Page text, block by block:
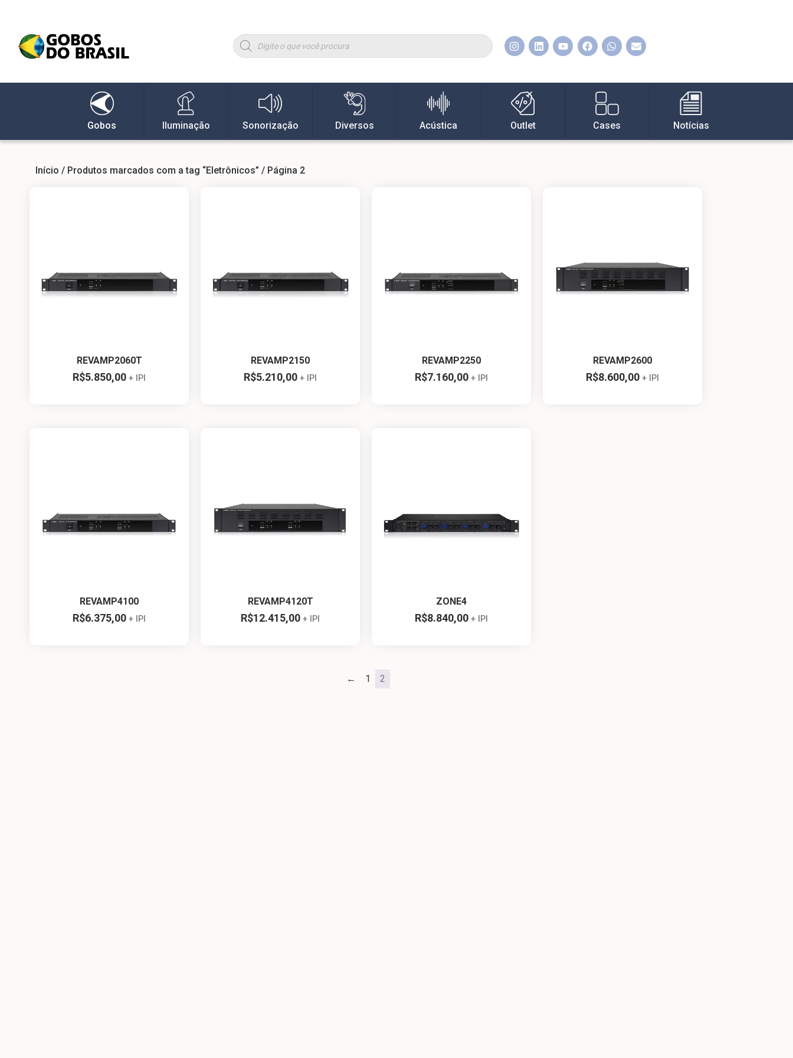
Gobos Iluminação Sonorização Diversos Acústica Outlet Cases Notícias
Início / Produtos marcados com a tag “Eletrônicos” / Página 2
REVAMP2060T
R$5.850,00 + IPI
REVAMP2150
R$5.210,00 + IPI
REVAMP2250
R$7.160,00 + IPI
REVAMP2600
R$8.600,00 + IPI
REVAMP4100
R$6.375,00 + IPI
REVAMP4120T
R$12.415,00 + IPI
ZONE4
R$8.840,00 + IPI
← 1 2